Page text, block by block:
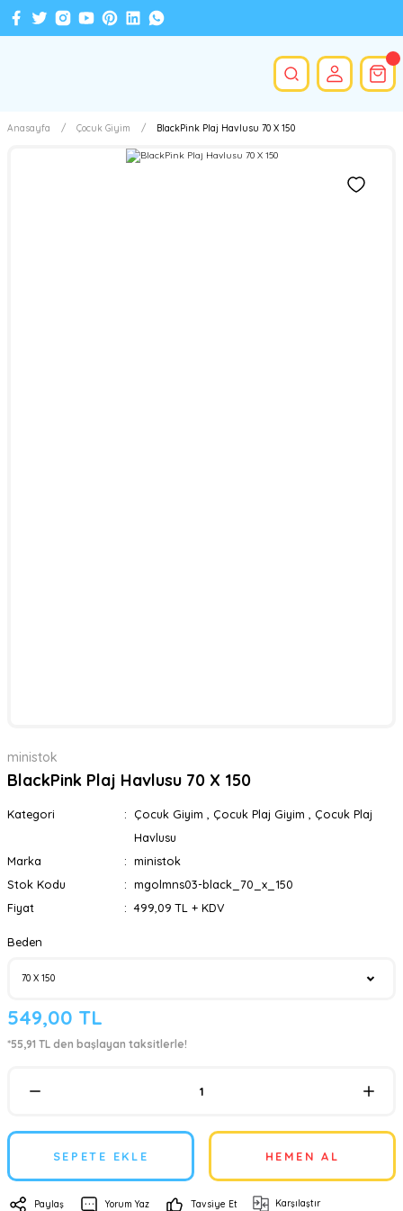
Anasayfa Çocuk Giyim BlackPink Plaj Havlusu 70 X 150
ministok
BlackPink Plaj Havlusu 70 X 150
Kategori Çocuk Giyim Çocuk Plaj Giyim
Çocuk Plaj
Havlusu
Marka
ministok
Stok Kodu
mgolmns03-black_70_x_150
Fiyat
499,09 TL + KDV
Beden
549,00 TL
*55,91 TL den başlayan taksitlerle!
SEPETE EKLE HEMEN AL
Paylaş Yorum Yaz Tavsiye Et Karşılaştır